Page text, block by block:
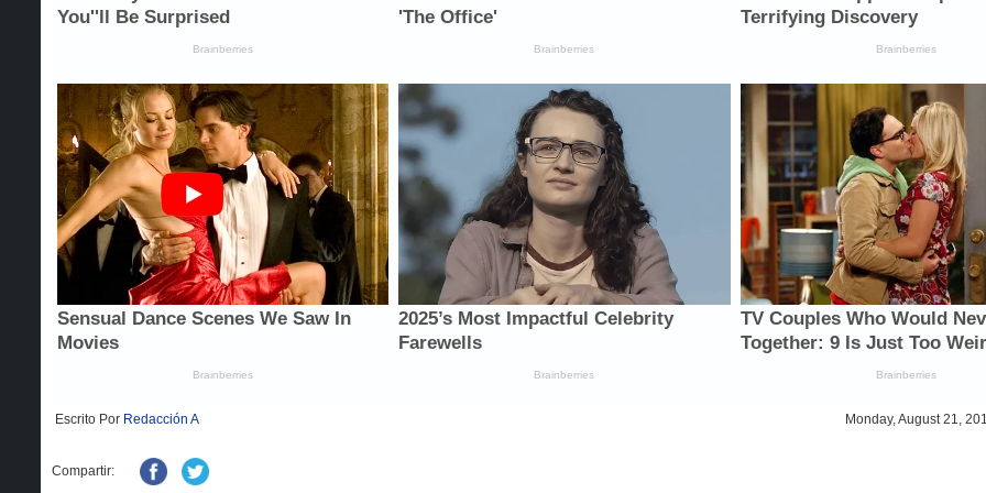
Escrito Por Redacción A Monday, August 21,
Compartir: